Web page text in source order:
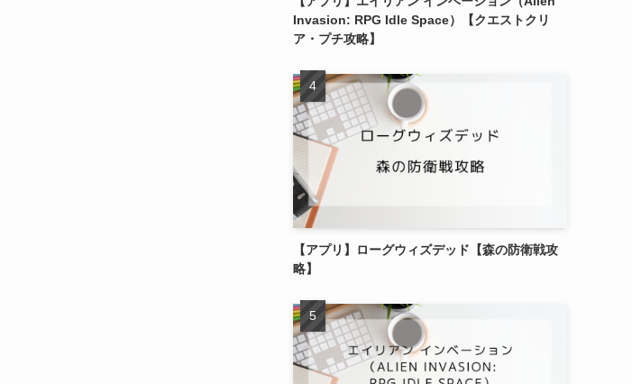
Invasion: RPG Idle Space）【クエストクリ
ア・プチ攻略】
【アプリ】ローグウィズデッド【森の防衛戦攻
略】